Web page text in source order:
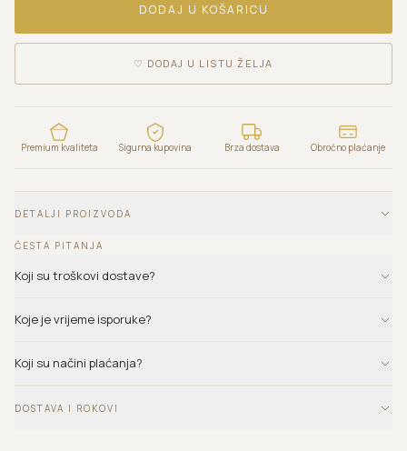
DODAJ U KOŠARICU
♡ DODAJ U LISTU ŽELJA
Premium kvaliteta Sigurna kupovina Brza dostava Obročno plaćanje
DETALJI PROIZVODA
ČESTA PITANJA
Koji su troškovi dostave?
Koje je vrijeme isporuke?
Koji su načini plaćanja?
DOSTAVA I ROKOVI